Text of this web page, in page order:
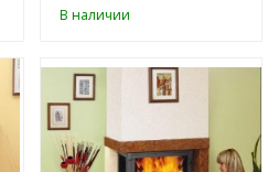
В наличии